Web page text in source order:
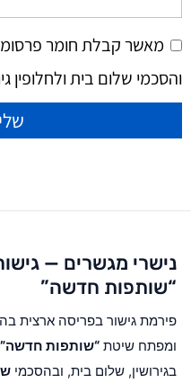
מאשר קבלת חומר פרסומי
והסכמי שלום בית ולחלופין
נישרי מגשרים —
“שותפות חדשה”
פירמת גישור בפריסה ארצית
ומפתח שיטת “שותפות חדשה”
בגירושין, שלום בית, ובהסכמי